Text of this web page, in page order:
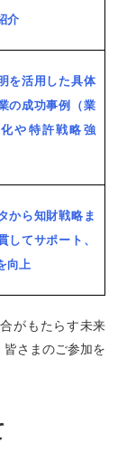
介
を活用した具体
の成功事例（業
や特許戦略強
から知財戦略ま
してサポート、
向上
がもたらす未来
さまのご参加を